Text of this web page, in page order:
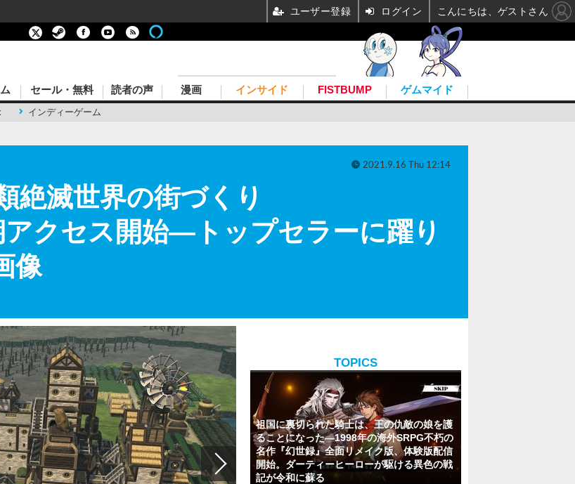
インディーゲーム
セール・無料 読者の声 漫画 インサイド FISTBUMP ゲムマイド
絶滅世界の街づくり
アクセス開始―トップセラーに躍り
像
2021.9.16 Thu 12:14
TOPICS
祖国に裏切られた騎士は、王の仇敵の娘を護
ることになった―1998年の海外SRPG不朽の
名作『幻世録』全面リメイク版、体験版配信
開始。ダーティーヒーローが駆ける異色の戦
記が令和に蘇る
ユーザー登録 ログイン こんにちは、ゲストさん